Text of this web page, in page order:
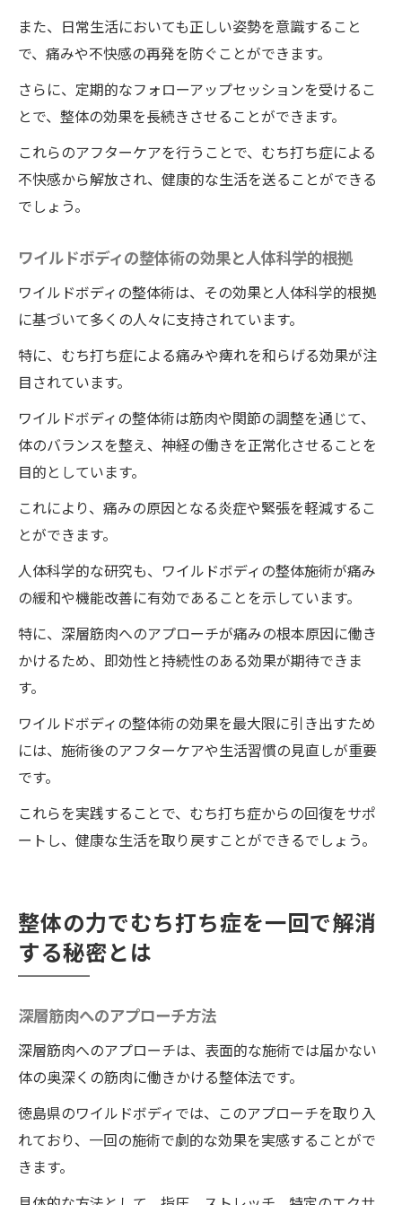
また、日常生活においても正しい姿勢を意識すること
で、痛みや不快感の再発を防ぐことができます。
さらに、定期的なフォローアップセッションを受けるこ
とで、整体の効果を長続きさせることができます。
これらのアフターケアを行うことで、むち打ち症による
不快感から解放され、健康的な生活を送ることができる
でしょう。
ワイルドボディの整体術の効果と人体科学的根拠
ワイルドボディの整体術は、その効果と人体科学的根拠
に基づいて多くの人々に支持されています。
特に、むち打ち症による痛みや痺れを和らげる効果が注
目されています。
ワイルドボディの整体術は筋肉や関節の調整を通じて、
体のバランスを整え、神経の働きを正常化させることを
目的としています。
これにより、痛みの原因となる炎症や緊張を軽減するこ
とができます。
人体科学的な研究も、ワイルドボディの整体施術が痛み
の緩和や機能改善に有効であることを示しています。
特に、深層筋肉へのアプローチが痛みの根本原因に働き
かけるため、即効性と持続性のある効果が期待できま
す。
ワイルドボディの整体術の効果を最大限に引き出すため
には、施術後のアフターケアや生活習慣の見直しが重要
です。
これらを実践することで、むち打ち症からの回復をサポ
ートし、健康な生活を取り戻すことができるでしょう。
整体の力でむち打ち症を一回で解消
する秘密とは
深層筋肉へのアプローチ方法
深層筋肉へのアプローチは、表面的な施術では届かない
体の奥深くの筋肉に働きかける整体法です。
徳島県のワイルドボディでは、このアプローチを取り入
れており、一回の施術で劇的な効果を実感することがで
きます。